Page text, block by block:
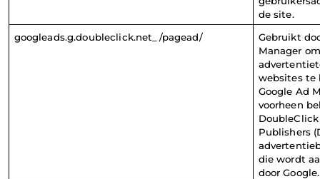
de site.
googleads.g.doubleclick.net_/pagead/
Gebruikt
Manager
websites te
Google Ad
voorheen
Publishers
die wordt
door Google.